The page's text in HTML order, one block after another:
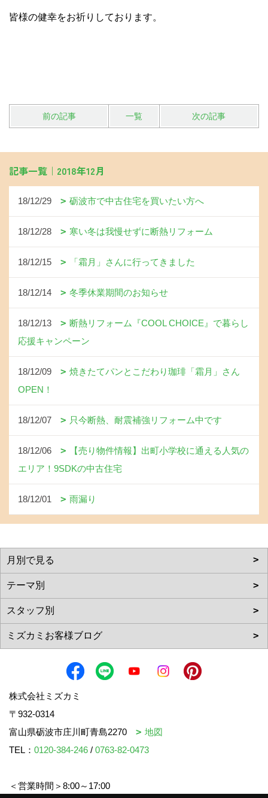
皆様の健幸をお祈りしております。
前の記事 一覧 次の記事
記事一覧｜2018年12月
18/12/29 砺波市で中古住宅を買いたい方へ
18/12/28 寒い冬は我慢せずに断熱リフォーム
18/12/15 「霜月」さんに行ってきました
18/12/14 冬季休業期間のお知らせ
18/12/13
断熱リフォーム『COOL CHOICE』で暮らし
応援キャンペーン
18/12/09
焼きたてパンとこだわり珈琲「霜月」さん
OPEN！
18/12/07 只今断熱、耐震補強リフォーム中です
18/12/06
【売り物件情報】出町小学校に通える人気の
エリア！9SDKの中古住宅
18/12/01 雨漏り
株式会社ミズカミ
〒932-0314
富山県砺波市庄川町青島2270
地図
TEL： 0120-384-246 / 0763-82-0473
＜営業時間＞8:00～17:00